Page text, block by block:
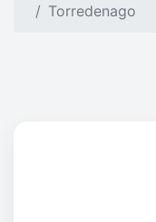
Torredenago